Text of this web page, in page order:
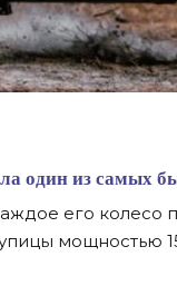
один из самых
его колесо
мощностью